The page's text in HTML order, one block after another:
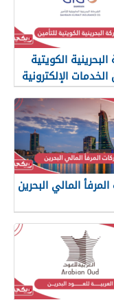
الكويتية
الخدمات الإلكترونية
المالي البحرين